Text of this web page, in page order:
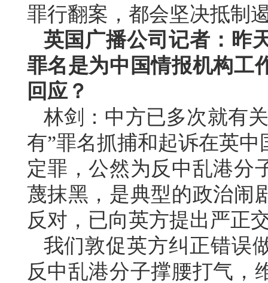
罪行翻案，都会坚决抵制
英国广播公司记者：昨
罪名是为中国情报机构工
回应？
林剑：中方已多次就有
有”罪名抓捕和起诉在英
定罪，公然为反中乱港分
蔑抹黑，是典型的政治闹
反对，已向英方提出严正
我们敦促英方纠正错误
反中乱港分子撑腰打气，